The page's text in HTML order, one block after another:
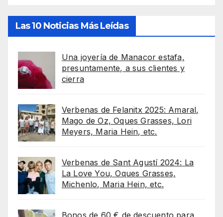
Las 10 Noticias Más Leídas
Una joyería de Manacor estafa,
presuntamente, a sus clientes y
cierra
Verbenas de Felanitx 2025: Amaral,
Mago de Oz, Oques Grasses, Lori
Meyers, Maria Hein, etc.
Verbenas de Sant Agustí 2024: La
La Love You, Oques Grasses,
Michenlo, Maria Hein, etc.
Bonos de 60 € de descuento para